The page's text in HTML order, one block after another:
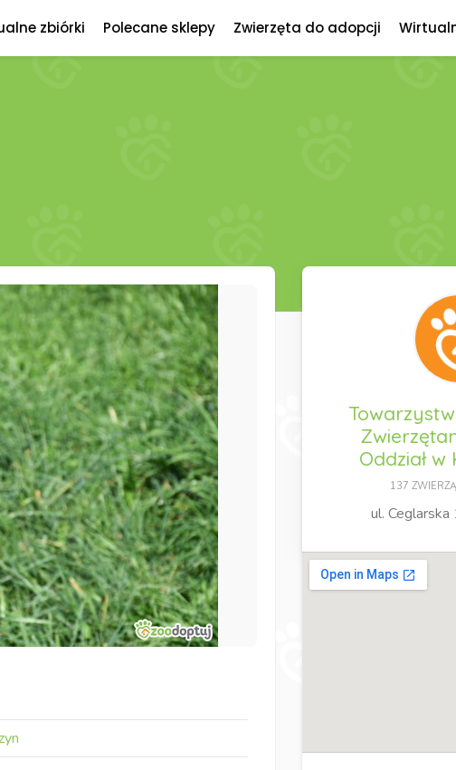
zbiórki Polecane sklepy Zwierzęta do adopcji
Oddział
137
ul. Ceglarska